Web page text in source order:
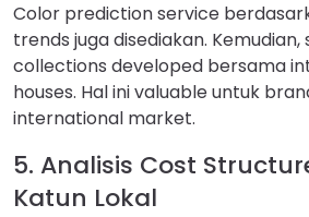
Color prediction service
trends juga disediakan.
collections developed bersama
houses. Hal ini valuable untuk
international market.
5. Analisis Cost
Katun Lokal